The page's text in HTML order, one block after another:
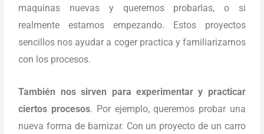
maquinas nuevas y queremos probarlas, o si
realmente estamos empezando. Estos proyectos
sencillos nos ayudar a coger practica y familiarizarnos
con los procesos.
También nos sirven para experimentar y practicar
ciertos procesos. Por ejemplo, queremos probar una
nueva forma de barnizar. Con un proyecto de un carro